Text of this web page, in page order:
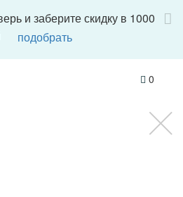
и заберите скидку в 1000
подобрать
0